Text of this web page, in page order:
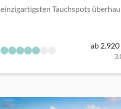
einzigartigsten Tauchspots
ab